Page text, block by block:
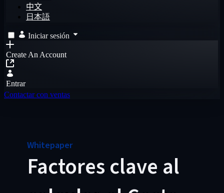
中文
日本語
Iniciar sesión
Create An Account
Entrar
Contactar con ventas
Whitepaper
Factores clave al